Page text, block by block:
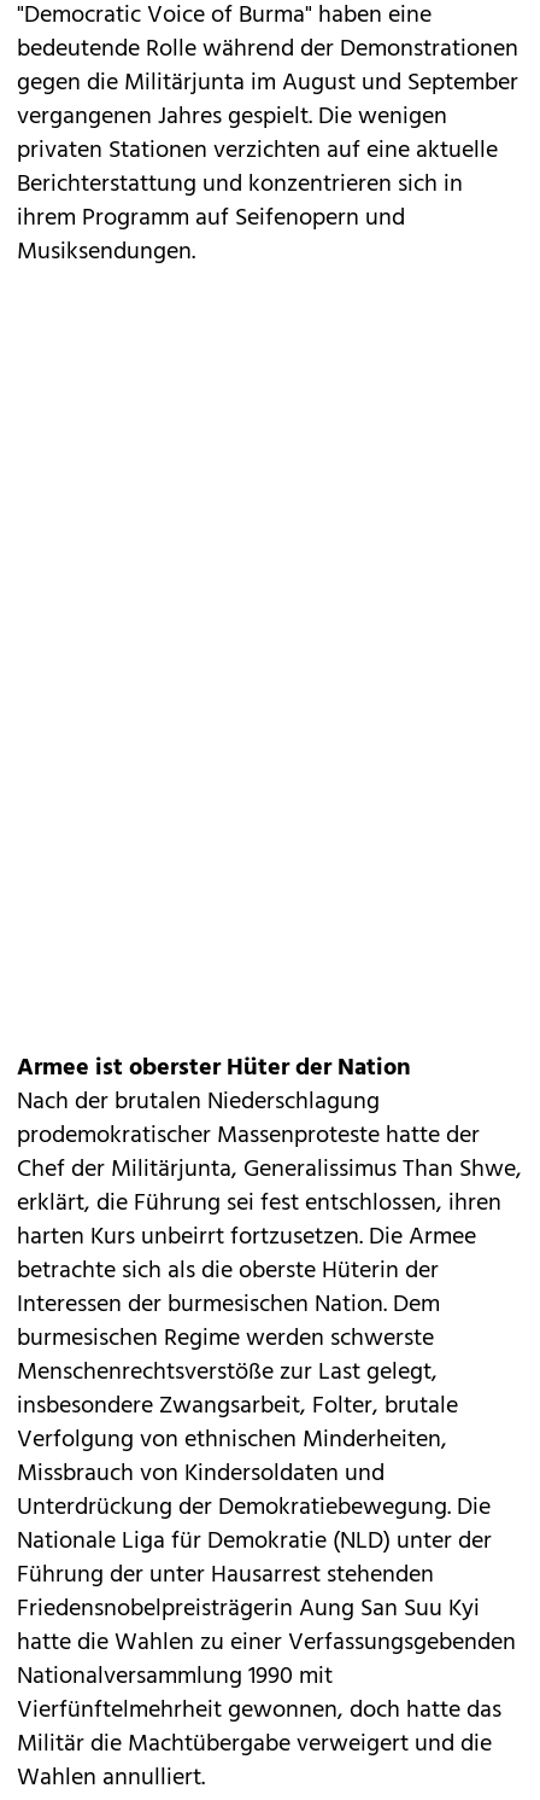
"Democratic Voice of Burma" haben eine
bedeutende Rolle während der Demonstrationen
gegen die Militärjunta im August und September
vergangenen Jahres gespielt. Die wenigen
privaten Stationen verzichten auf eine aktuelle
Berichterstattung und konzentrieren sich in
ihrem Programm auf Seifenopern und
Musiksendungen.
Armee ist oberster Hüter der Nation
Nach der brutalen Niederschlagung
prodemokratischer Massenproteste hatte der
Chef der Militärjunta, Generalissimus Than Shwe,
erklärt, die Führung sei fest entschlossen, ihren
harten Kurs unbeirrt fortzusetzen. Die Armee
betrachte sich als die oberste Hüterin der
Interessen der burmesischen Nation. Dem
burmesischen Regime werden schwerste
Menschenrechtsverstöße zur Last gelegt,
insbesondere Zwangsarbeit, Folter, brutale
Verfolgung von ethnischen Minderheiten,
Missbrauch von Kindersoldaten und
Unterdrückung der Demokratiebewegung. Die
Nationale Liga für Demokratie (NLD) unter der
Führung der unter Hausarrest stehenden
Friedensnobelpreisträgerin Aung San Suu Kyi
hatte die Wahlen zu einer Verfassungsgebenden
Nationalversammlung 1990 mit
Vierfünftelmehrheit gewonnen, doch hatte das
Militär die Machtübergabe verweigert und die
Wahlen annulliert.